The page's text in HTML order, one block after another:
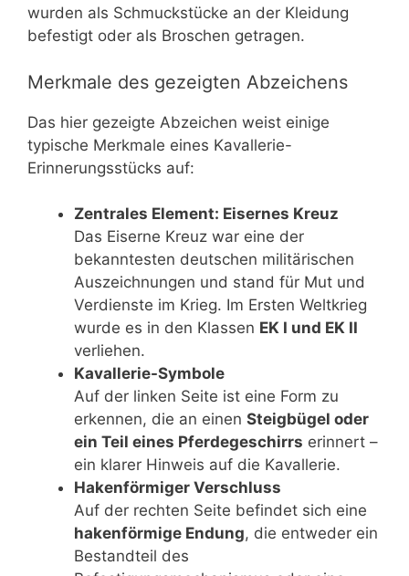
wurden als Schmuckstücke an der Kleidung
befestigt oder als Broschen getragen.
Merkmale des gezeigten Abzeichens
Das hier gezeigte Abzeichen weist einige
typische Merkmale eines Kavallerie-
Erinnerungsstücks auf:
Zentrales Element: Eisernes Kreuz
Das Eiserne Kreuz war eine der
bekanntesten deutschen militärischen
Auszeichnungen und stand für Mut und
Verdienste im Krieg. Im Ersten Weltkrieg
wurde es in den Klassen EK I und EK II
verliehen.
Kavallerie-Symbole
Auf der linken Seite ist eine Form zu
erkennen, die an einen Steigbügel oder
ein Teil eines Pferdegeschirrs erinnert –
ein klarer Hinweis auf die Kavallerie.
Hakenförmiger Verschluss
Auf der rechten Seite befindet sich eine
hakenförmige Endung, die entweder ein
Bestandteil des